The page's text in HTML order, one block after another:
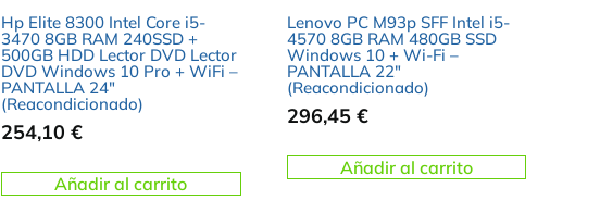
Hp Elite 8300 Intel Core i5-
3470 8GB RAM 240SSD +
500GB HDD Lector DVD Lector
DVD Windows 10 Pro + WiFi –
PANTALLA 24″
(Reacondicionado)
254,10€
Añadir al carrito
Lenovo PC M93p SFF Intel i5-
4570 8GB RAM 480GB SSD
Windows 10 + Wi-Fi –
PANTALLA 22″
(Reacondicionado)
296,45 €
Añadir al carrito